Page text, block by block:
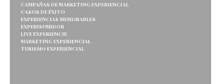
CAMPAÑAS DE MARKETING EXPERIENCIAL
CASOS DE ÉXITO
EXPERIENCIAS MEMORABLES
EXPERISUMIDOR
LIVE EXPERIENCIE
MARKETING EXPERIENCIAL
TURISMO EXPERIENCIAL